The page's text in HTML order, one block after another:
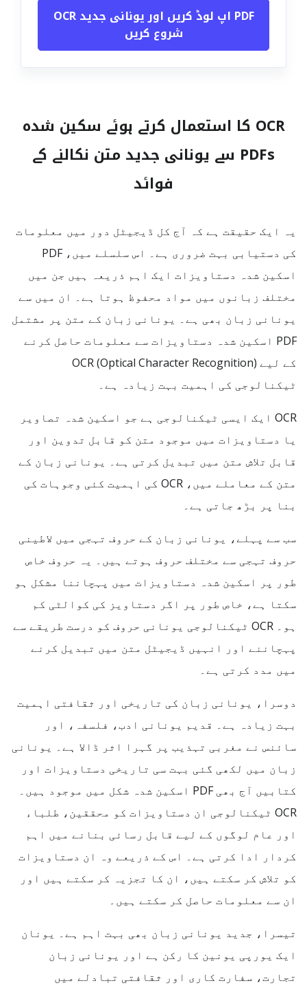
PDF اپ لوڈ کریں اور یونانی جدید OCR
شروع کریں
OCR کا استعمال کرتے ہوئے سکین شدہ
PDFs سے یونانی جدید متن نکالنے کے
فوائد
یہ ایک حقیقت ہے کہ آج کل ڈیجیٹل دور میں معلومات
کی دستیابی بہت ضروری ہے۔ اس سلسلے میں، PDF
اسکین شدہ دستاویزات ایک اہم ذریعہ ہیں جن میں
مختلف زبانوں میں مواد محفوظ ہوتا ہے۔ ان میں سے
یونانی زبان بھی ہے۔ یونانی زبان کے متن پر مشتمل
PDF اسکین شدہ دستاویزات سے معلومات حاصل کرنے
کے لیے OCR (Optical Character Recognition)
ٹیکنالوجی کی اہمیت بہت زیادہ ہے۔
OCR ایک ایسی ٹیکنالوجی ہے جو اسکین شدہ تصاویر
یا دستاویزات میں موجود متن کو قابل تدوین اور
قابل تلاش متن میں تبدیل کرتی ہے۔ یونانی زبان کے
متن کے معاملے میں، OCR کی اہمیت کئی وجوہات کی
بنا پر بڑھ جاتی ہے۔
سب سے پہلے، یونانی زبان کے حروف تہجی میں لاطینی
حروف تہجی سے مختلف حروف ہوتے ہیں۔ یہ حروف خاص
طور پر اسکین شدہ دستاویزات میں پہچاننا مشکل ہو
سکتا ہے، خاص طور پر اگر دستاویز کی کوالٹی کم
ہو۔ OCR ٹیکنالوجی یونانی حروف کو درست طریقے سے
پہچاننے اور انہیں ڈیجیٹل متن میں تبدیل کرنے
میں مدد کرتی ہے۔
دوسرا، یونانی زبان کی تاریخی اور ثقافتی اہمیت
بہت زیادہ ہے۔ قدیم یونانی ادب، فلسفہ، اور
سائنس نے مغربی تہذیب پر گہرا اثر ڈالا ہے۔ یونانی
زبان میں لکھی گئی بہت سی تاریخی دستاویزات اور
کتابیں آج بھی PDF اسکین شدہ شکل میں موجود ہیں۔
OCR ٹیکنالوجی ان دستاویزات کو محققین، طلباء
اور عام لوگوں کے لیے قابل رسائی بنانے میں اہم
کردار ادا کرتی ہے۔ اس کے ذریعے وہ ان دستاویزات
کو تلاش کر سکتے ہیں، ان کا تجزیہ کر سکتے ہیں اور
ان سے معلومات حاصل کر سکتے ہیں۔
تیسرا، جدید یونانی زبان بھی بہت اہم ہے۔ یونان
ایک یورپی یونین کا رکن ہے اور یونانی زبان
تجارت، سفارت کاری اور ثقافتی تبادلے میں